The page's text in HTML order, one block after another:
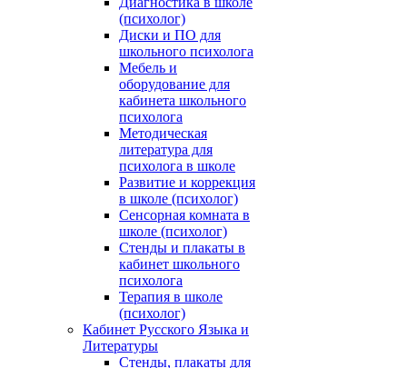
(психолог)
Диски и ПО для
школьного психолога
Мебель и
оборудование для
кабинета школьного
психолога
Методическая
литература для
психолога в школе
Развитие и коррекция
в школе (психолог)
Сенсорная комната в
школе (психолог)
Стенды и плакаты в
кабинет школьного
психолога
Терапия в школе
(психолог)
Кабинет Русского Языка и
Литературы
Стенды, плакаты для